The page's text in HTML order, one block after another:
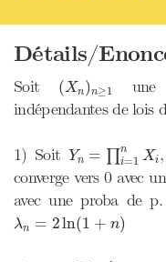
Détails/
Soit (Xn)n≥1
( Xn)
une
indépendantes de lois
1) Soit Yn = ∏n
i=1 Xi
Yn ∏i= nX ,
converge vers 0 avec
avec une proba de
λn = 2ln(1 + n)
λ ln 1+ n